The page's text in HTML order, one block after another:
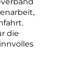
die